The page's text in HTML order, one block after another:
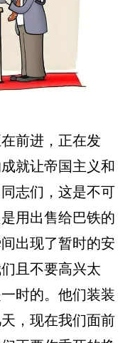
前进，正在发
就让帝国主义和
志们，这是不可
用出售给巴铁的
出现了暂时的安
且不要高兴太
时的。他们装装
，现在我们面前